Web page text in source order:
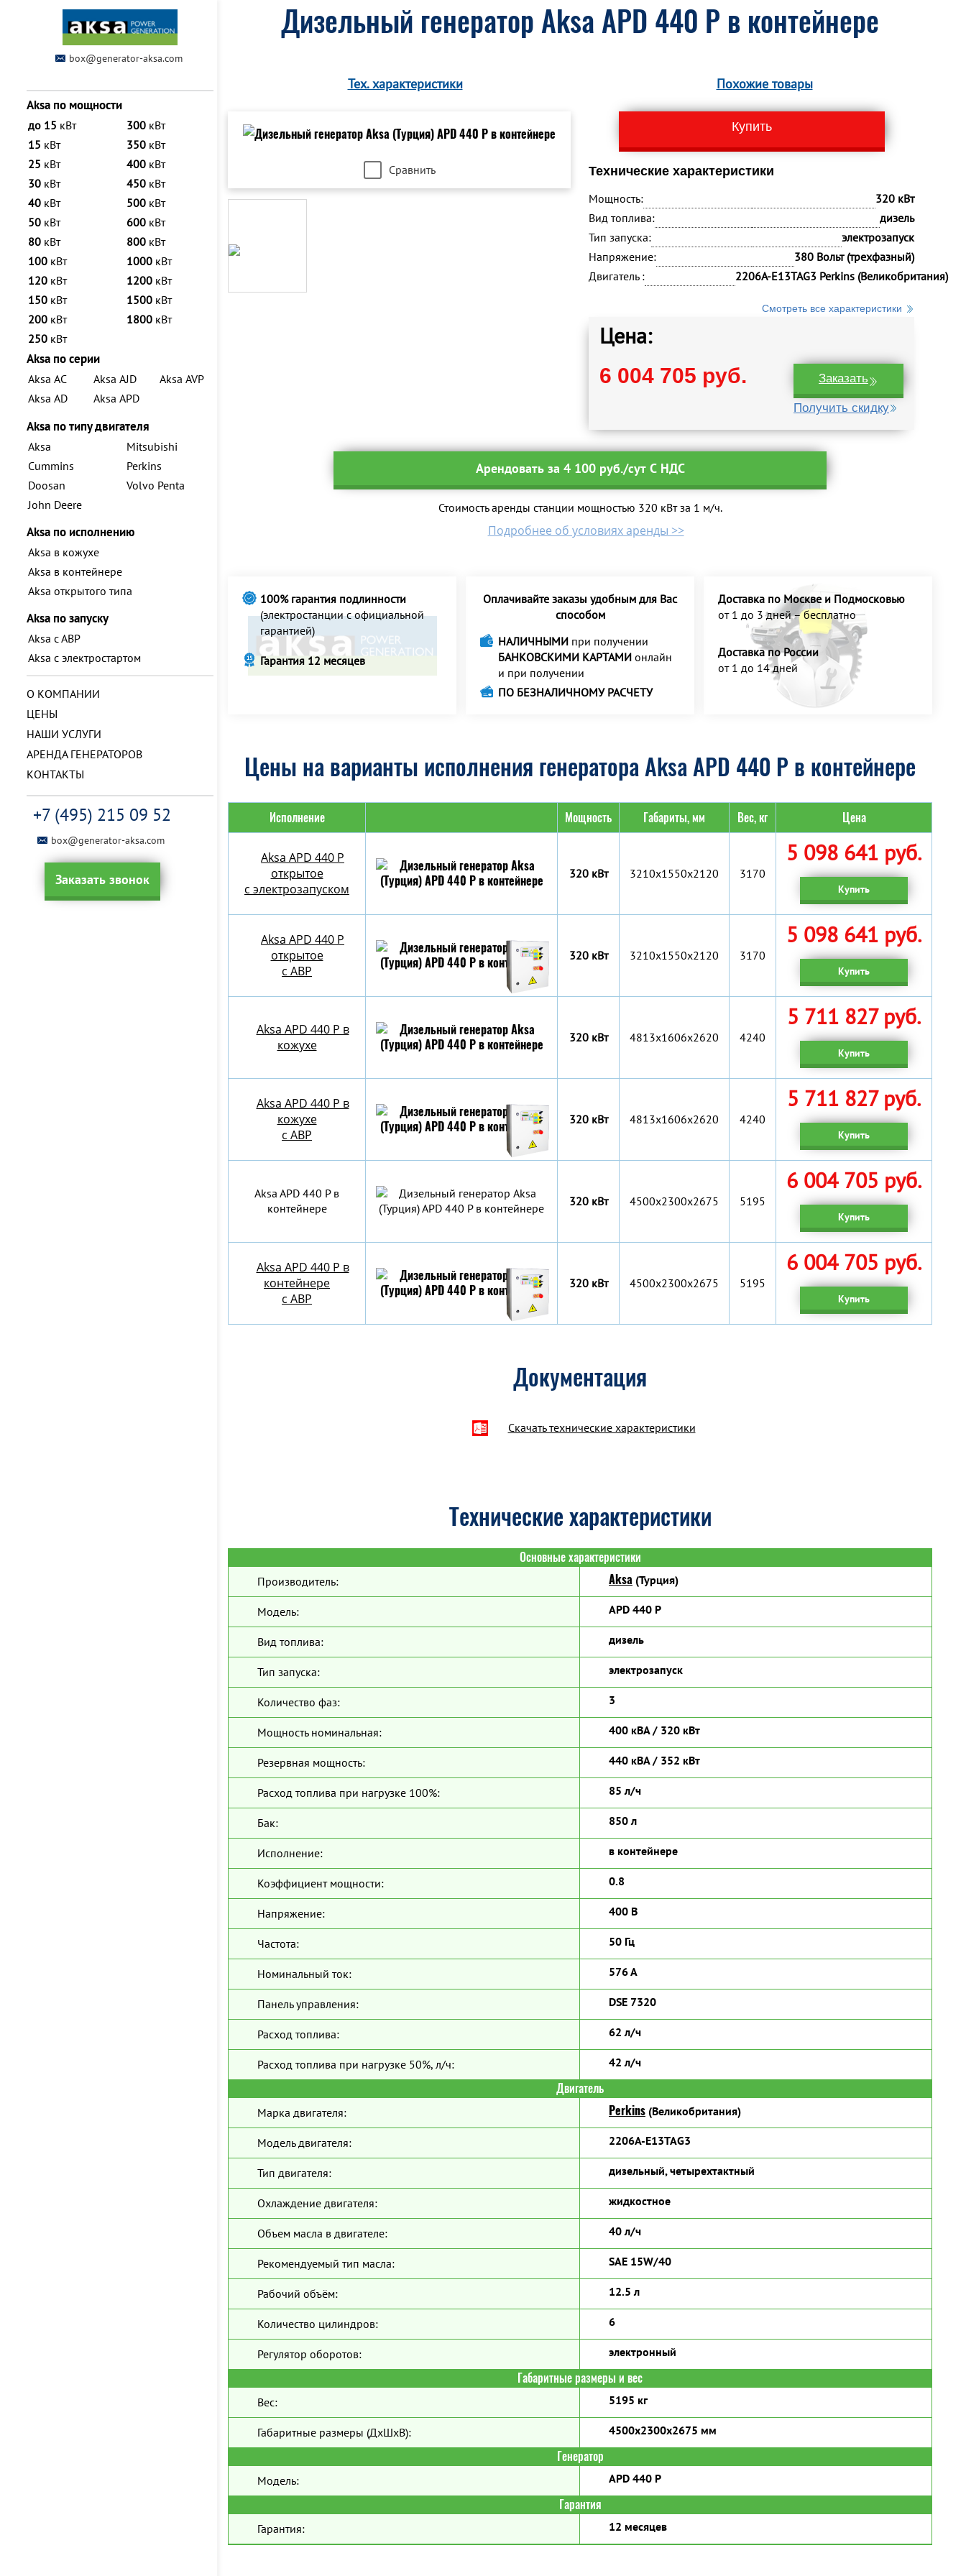
box@generator-aksa.com
Aksa по мощности
до 15 кВт
15 кВт
25 кВт
30 кВт
40 кВт
50 кВт
80 кВт
100 кВт
120 кВт
150 кВт
200 кВт
250 кВт
300 кВт
350 кВт
400 кВт
450 кВт
500 кВт
600 кВт
800 кВт
1000 кВт
1200 кВт
1500 кВт
1800 кВт
Aksa по серии
Aksa AC
Aksa AD
Aksa AJD
Aksa APD
Aksa AVP
Aksa по типу двигателя
Aksa
Cummins
Doosan
John Deere
Mitsubishi
Perkins
Volvo Penta
Aksa по исполнению
Aksa в кожухе
Aksa в контейнере
Aksa открытого типа
Aksa по запуску
Aksa с АВР
Aksa с электростартом
О КОМПАНИИ
ЦЕНЫ
НАШИ УСЛУГИ
АРЕНДА ГЕНЕРАТОРОВ
КОНТАКТЫ
+7 (495) 215 09 52
box@generator-aksa.com
Заказать звонок
Дизельный генератор Aksa APD 440 P в контейнере
Тех. характеристики Похожие товары
Сравнить
Купить
Технические характеристики
Мощность:
320 кВт
Вид топлива:
дизель
Тип запуска:
электрозапуск
Напряжение:
380 Вольт (трехфазный)
Двигатель :
2206A-E13TAG3 Perkins (Великобритания)
Смотреть все характеристики
Цена:
6 004 705 руб. Заказать
Получить скидку
Арендовать за 4 100 руб./сут С НДС
Стоимость аренды станции мощностью 320 кВт за 1 м/ч.
Подробнее об условиях аренды >>
100% гарантия подлинности
(электростанции с официальной
гарантией)
Гарантия 12 месяцев
Оплачивайте заказы удобным для Вас
способом
НАЛИЧНЫМИ при получении
БАНКОВСКИМИ КАРТАМИ онлайн
и при получении
ПО БЕЗНАЛИЧНОМУ РАСЧЕТУ
Доставка по Москве и Подмосковью
от 1 до 3 дней – бесплатно
Доставка по России
от 1 до 14 дней
Цены на варианты исполнения генератора Aksa APD 440 P в контейнере
Исполнение Мощность Габариты, мм Вес, кг Цена
Aksa APD 440 P
открытое
с электрозапуском
320 кВт 3210x1550x2120 3170
5 098 641 руб.
Купить
Aksa APD 440 P
открытое
с АВР
320 кВт 3210x1550x2120 3170
5 098 641 руб.
Купить
Aksa APD 440 P в
кожухе
320 кВт 4813x1606x2620 4240
5 711 827 руб.
Купить
Aksa APD 440 P в
кожухе
с АВР
320 кВт 4813x1606x2620 4240
5 711 827 руб.
Купить
Aksa APD 440 P в
контейнере
320 кВт 4500х2300х2675 5195
6 004 705 руб.
Купить
Aksa APD 440 P в
контейнере
c АВР
320 кВт 4500х2300х2675 5195
6 004 705 руб.
Купить
Документация
Скачать технические характеристики
Технические характеристики
Основные характеристики
Производитель: Aksa (Турция)
Модель: APD 440 P
Вид топлива: дизель
Тип запуска: электрозапуск
Количество фаз: 3
Мощность номинальная: 400 кВА / 320 кВт
Резервная мощность: 440 кВА / 352 кВт
Расход топлива при нагрузке 100%: 85 л/ч
Бак: 850 л
Исполнение: в контейнере
Коэффициент мощности: 0.8
Напряжение: 400 В
Частота: 50 Гц
Номинальный ток: 576 А
Панель управления: DSE 7320
Расход топлива: 62 л/ч
Расход топлива при нагрузке 50%, л/ч: 42 л/ч
Двигатель
Марка двигателя: Perkins (Великобритания)
Модель двигателя: 2206A-E13TAG3
Тип двигателя: дизельный, четырехтактный
Охлаждение двигателя: жидкостное
Объем масла в двигателе: 40 л/ч
Рекомендуемый тип масла: SAE 15W/40
Рабочий объём: 12.5 л
Количество цилиндров: 6
Регулятор оборотов: электронный
Габаритные размеры и вес
Вес: 5195 кг
Габаритные размеры (ДхШхВ): 4500х2300х2675 мм
Генератор
Модель: APD 440 P
Гарантия
Гарантия: 12 месяцев